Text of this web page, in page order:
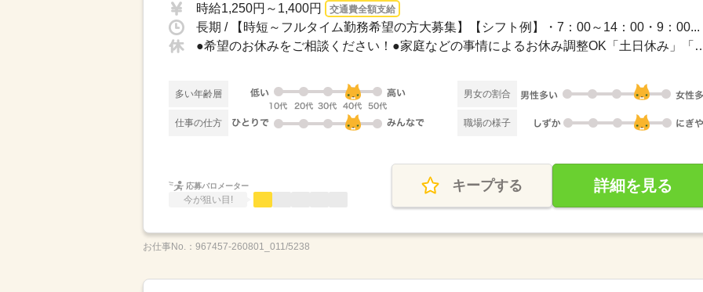
時給1,250円～1,400円 交通費全額支給
長期 / 【時短～フルタイム勤務希望の方大募集】【シフト例】・7：00～14：00・9：00...
●希望のお休みをご相談ください！●家庭
多い年齢層 男女の割合
仕事の仕方 職場の様子
応募バロメーター
今が狙い目!
キープする 詳細を見る
お仕事No.： 967457-260801_011/5238